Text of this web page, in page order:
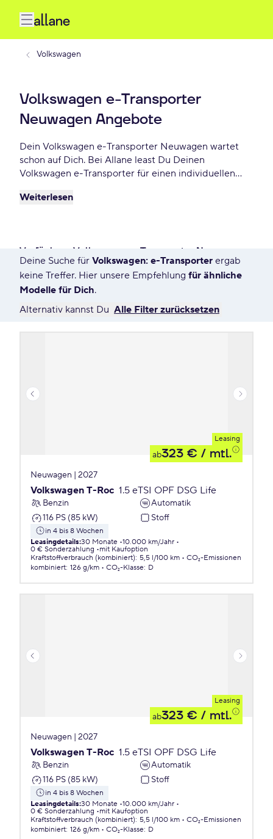
Volkswagen
Volkswagen e-Transporter
Neuwagen Angebote
Dein Volkswagen e-Transporter Neuwagen wartet
schon auf Dich. Bei Allane least Du Deinen
Volkswagen e-Transporter für einen individuellen
Du Dein e-Transporter kaufen möchtest oder
Weiterlesen
Verfügbare Volkswagen e-Transporter Neuwagen
64 Angebote für Deine Suche
Deine Suche für Volkswagen: e-Transporter ergab
keine Treffer. Hier unsere Empfehlung für ähnliche
Modelle für Dich.
Alternativ kannst Du Alle Filter zurücksetzen
Leasing
ab323 € / mtl.
Neuwagen | 2027
Volkswagen T-Roc 1.5 eTSI OPF DSG Life
Benzin
Automatik
116 PS (85 kW)
Stoff
in 4 bis 8 Wochen
Leasingdetails:30 Monate 10.000 km/Jahr
0 € Sonderzahlung
mit Kaufoption
Kraftstoffverbrauch (kombiniert): 5,5 l/100 km
CO₂-Emissionen
kombiniert: 126 g/km CO₂-Klasse: D
Leasing
ab323 € / mtl.
Neuwagen | 2027
Volkswagen T-Roc 1.5 eTSI OPF DSG Life
Benzin
Automatik
116 PS (85 kW)
Stoff
in 4 bis 8 Wochen
Leasingdetails:30 Monate 10.000 km/Jahr
0 € Sonderzahlung
mit Kaufoption
Kraftstoffverbrauch (kombiniert): 5,5 l/100 km
CO₂-Emissionen
kombiniert: 126 g/km CO₂-Klasse: D